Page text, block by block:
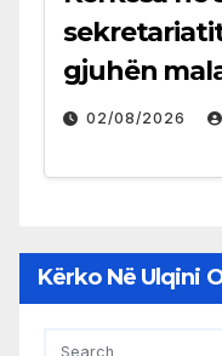
gjuhën
02/08/2026
Kërko Në Ulqini